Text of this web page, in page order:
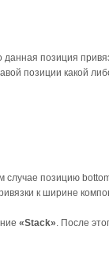
данная позиция
позиции какой
случае позицию
к ширине
«Stack». После